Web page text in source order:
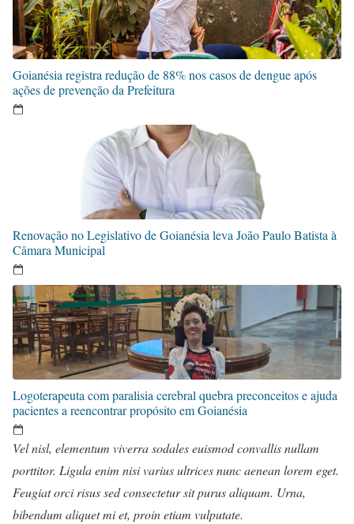
Goianésia registra redução de 88% nos casos de dengue após
ações de prevenção da Prefeitura
Renovação no Legislativo de Goianésia leva João Paulo Batista à
Câmara Municipal
Logoterapeuta com paralisia cerebral quebra preconceitos e ajuda
pacientes a reencontrar propósito em Goianésia
Vel nisl, elementum viverra sodales euismod convallis nullam
porttitor. Ligula enim nisi varius ultrices nunc aenean lorem eget.
Feugiat orci risus sed consectetur sit purus aliquam. Urna,
bibendum aliquet mi et, proin etiam vulputate.